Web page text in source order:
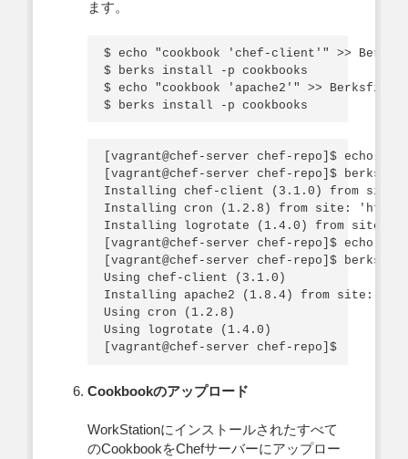
ます。
$ echo "cookbook 'chef-client'" >>
$ berks install -p cookbooks
$ echo "cookbook 'apache2'" >> Berksfile
[vagrant@chef-server chef-repo]$ echo
[vagrant@chef-server chef-repo]$ berks
Installing chef-client (3.1.0) from site:
Installing cron (1.2.8) from site: 'http://
Installing logrotate (1.4.0) from site:
[vagrant@chef-server chef-repo]$ echo
[vagrant@chef-server chef-repo]$ berks
Using chef-client (3.1.0)
Installing apache2 (1.8.4) from site:
Using cron (1.2.8)
Using logrotate (1.4.0)
Cookbookのアップロード
WorkStationにインストールされたすべて
のCookbookをChefサーバーにアップロー